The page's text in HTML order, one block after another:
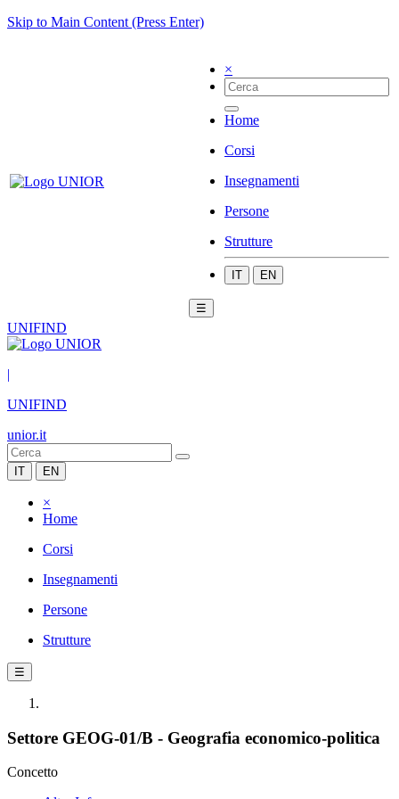
Skip to Main Content (Press Enter)
×
Home
Corsi
Insegnamenti
Persone
Strutture
IT EN
☰
UNIFIND
|
UNIFIND
unior.it
IT EN
×
Home
Corsi
Insegnamenti
Persone
Strutture
☰
Settore GEOG-01/B - Geografia economico-politica
Concetto